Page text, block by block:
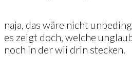
naja, das wäre nicht
es zeigt doch, welche
noch in der wii drin stecken.